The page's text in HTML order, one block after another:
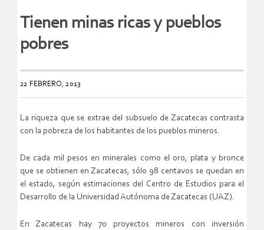
Tienen minas ricas y pueblos
pobres
22 FEBRERO, 2013
La riqueza que se extrae del subsuelo de Zacatecas contrasta
con la pobreza de los habitantes de los pueblos mineros.
De cada mil pesos en minerales como el oro, plata y bronce
que se obtienen en Zacatecas, sólo 98 centavos se quedan en
el estado, según estimaciones del Centro de Estudios para el
Desarrollo de la Universidad Autónoma de Zacatecas (UAZ).
En Zacatecas hay 70 proyectos mineros con inversión